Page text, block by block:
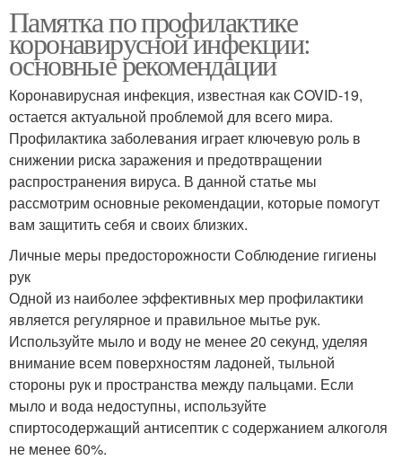
Памятка по профилактике
коронавирусной инфекции:
основные рекомендации
Коронавирусная инфекция, известная как COVID-19,
остается актуальной проблемой для всего мира.
Профилактика заболевания играет ключевую роль в
снижении риска заражения и предотвращении
распространения вируса. В данной статье мы
рассмотрим основные рекомендации, которые помогут
вам защитить себя и своих близких.
Личные меры предосторожности Соблюдение гигиены
рук
Одной из наиболее эффективных мер профилактики
является регулярное и правильное мытье рук.
Используйте мыло и воду не менее 20 секунд, уделяя
внимание всем поверхностям ладоней, тыльной
стороны рук и пространства между пальцами. Если
мыло и вода недоступны, используйте
спиртосодержащий антисептик с содержанием алкоголя
не менее 60%.